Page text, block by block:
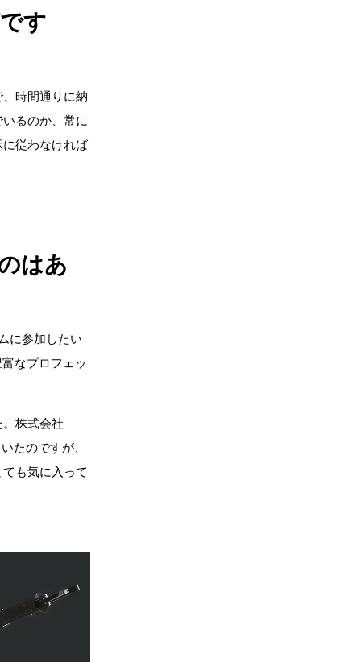
す
時間通りに納
るのか、常に
従わなければ
はあ
に参加したい
なプロフェッ
株式会社
たのですが、
も気に入って